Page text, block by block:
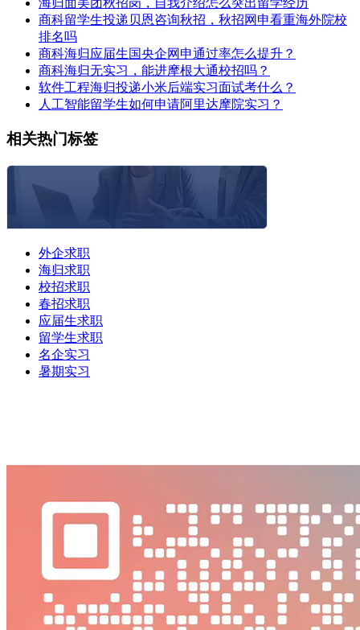
海归面美团秋招岗，自我介绍怎么突出留学经历
商科留学生投递贝恩咨询秋招，秋招网申看重海外院校
排名吗
商科海归应届生国央企网申通过率怎么提升？
商科海归无实习，能进摩根大通校招吗？
软件工程海归投递小米后端实习面试考什么？
人工智能留学生如何申请阿里达摩院实习？
相关热门标签
外企求职
海归求职
校招求职
春招求职
应届生求职
留学生求职
名企实习
暑期实习